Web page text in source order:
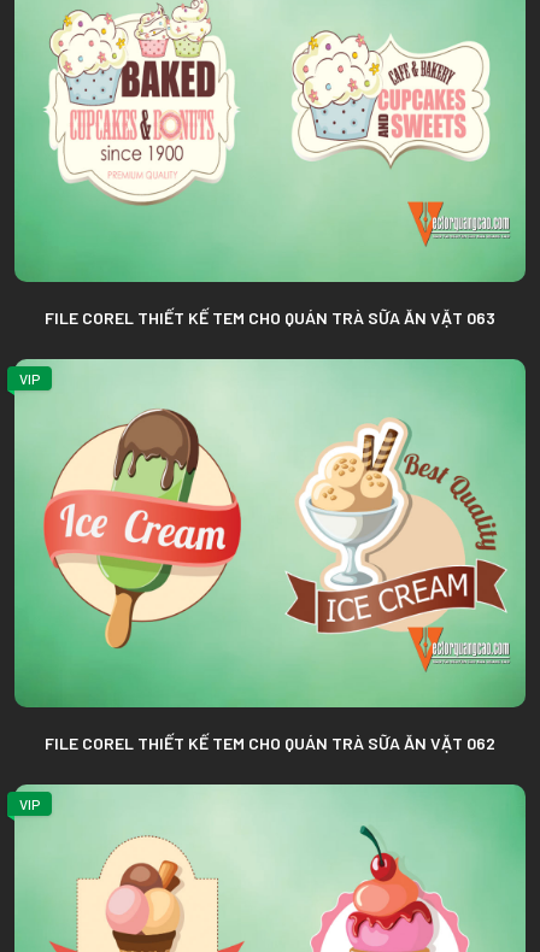
FILE COREL THIẾT KẾ TEM CHO QUÁN TRÀ SỮA ĂN VẶT 063
VIP
FILE COREL THIẾT KẾ TEM CHO QUÁN TRÀ SỮA ĂN VẶT 062
VIP